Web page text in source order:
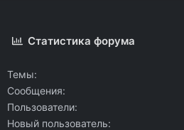
Статистика форума
Темы
Сообщения
Пользователи
Новый пользователь